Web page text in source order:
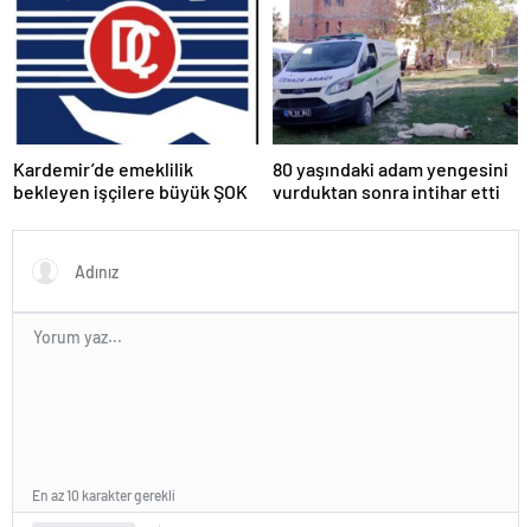
Fiyatlarıyla İlgili Çarpıcı
Açıklamalarda Bulundu.
Kardemir’de emeklilik
bekleyen işçilere büyük ŞOK
80 yaşındaki adam yengesini
vurduktan sonra intihar etti
En az 10 karakter gerekli